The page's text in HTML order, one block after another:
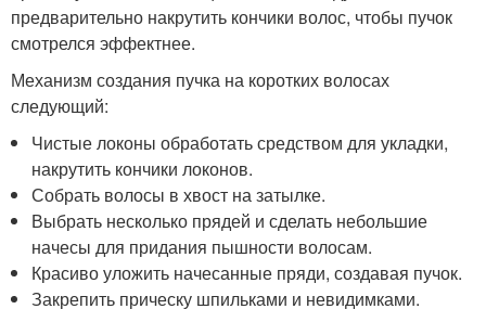
предварительно накрутить кончики волос, чтобы пучок
смотрелся эффектнее.
Механизм создания пучка на коротких волосах
следующий:
Чистые локоны обработать средством для укладки,
накрутить кончики локонов.
Собрать волосы в хвост на затылке.
Выбрать несколько прядей и сделать небольшие
начесы для придания пышности волосам.
Красиво уложить начесанные пряди, создавая пучок.
Закрепить прическу шпильками и невидимками.